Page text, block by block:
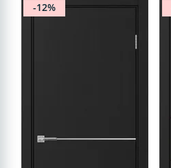
-12%